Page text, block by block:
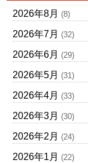
2026年8月 (8)
2026年7月 (32)
2026年6月 (29)
2026年5月 (31)
2026年4月 (33)
2026年3月 (30)
2026年2月 (24)
2026年1月 (22)